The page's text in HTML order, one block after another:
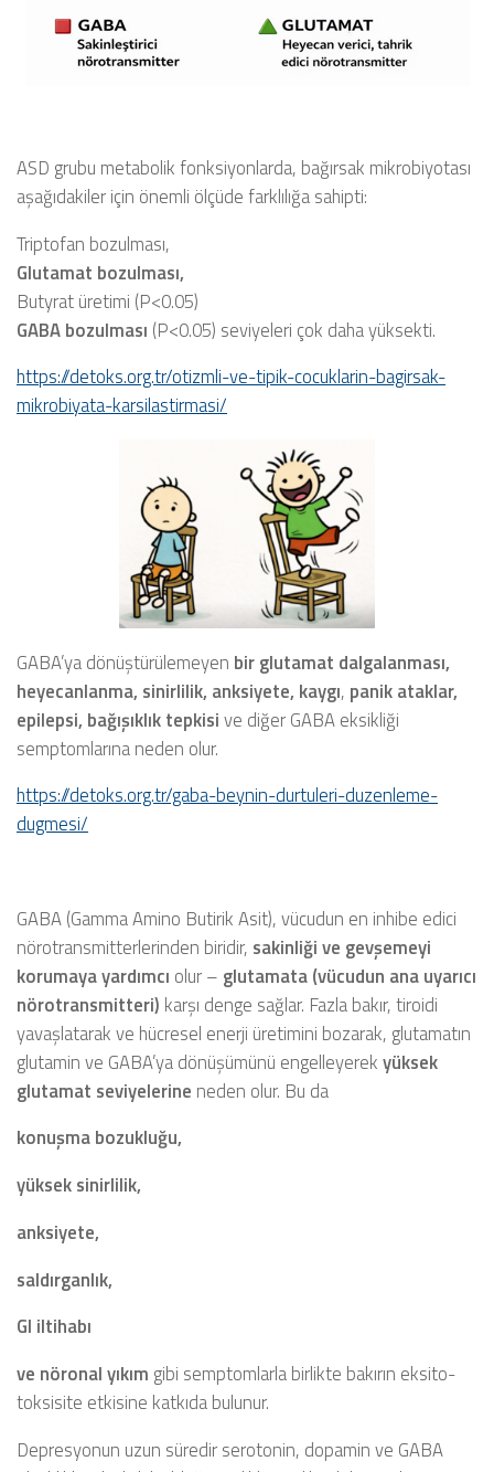
ASD grubu metabolik fonksiyonlarda, bağırsak mikrobiyotası
aşağıdakiler için önemli ölçüde farklılığa sahipti:
Triptofan bozulması,
Glutamat bozulması,
Butyrat üretimi (P<0.05)
GABA bozulması (P<0.05) seviyeleri çok daha yüksekti.
https://detoks.org.tr/otizmli-ve-tipik-cocuklarin-bagirsak-
mikrobiyata-karsilastirmasi/
GABA’ya dönüştürülemeyen bir glutamat dalgalanması,
heyecanlanma, sinirlilik, anksiyete, kaygı, panik ataklar,
epilepsi, bağışıklık tepkisi ve diğer GABA eksikliği
semptomlarına neden olur.
https://detoks.org.tr/gaba-beynin-durtuleri-duzenleme-
dugmesi/
GABA (Gamma Amino Butirik Asit), vücudun en inhibe edici
nörotransmitterlerinden biridir, sakinliği ve gevşemeyi
korumaya yardımcı olur – glutamata (vücudun ana uyarıcı
nörotransmitteri) karşı denge sağlar. Fazla bakır, tiroidi
yavaşlatarak ve hücresel enerji üretimini bozarak, glutamatın
glutamin ve GABA’ya dönüşümünü engelleyerek yüksek
glutamat seviyelerine neden olur. Bu da
konuşma bozukluğu,
yüksek sinirlilik,
anksiyete,
saldırganlık,
GI iltihabı
ve nöronal yıkım gibi semptomlarla birlikte bakırın eksito-
toksisite etkisine katkıda bulunur.
Depresyonun uzun süredir serotonin, dopamin ve GABA